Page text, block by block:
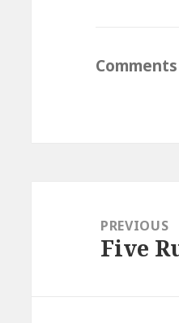
navigationPREVIOUS
Previous
Five